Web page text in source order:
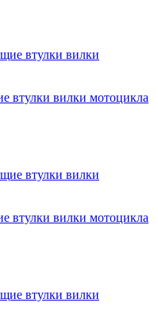
втулки вилки мотоцикла
втулки вилки мотоцикла